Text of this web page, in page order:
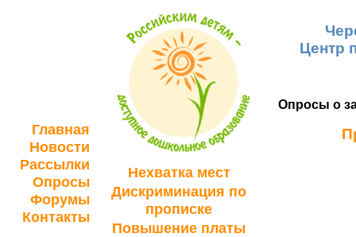
Главная
Новости
Рассылки
Опросы
Форумы
Контакты
Нехватка мест
Дискриминация по
прописке
Повышение платы
Центр
Опросы о